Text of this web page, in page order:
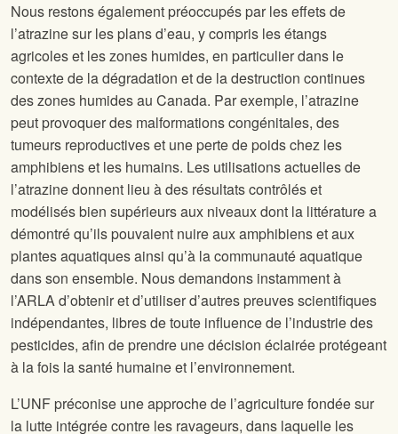
Nous restons également préoccupés par les effets de
l’atrazine sur les plans d’eau, y compris les étangs
agricoles et les zones humides, en particulier dans le
contexte de la dégradation et de la destruction continues
des zones humides au Canada. Par exemple, l’atrazine
peut provoquer des malformations congénitales, des
tumeurs reproductives et une perte de poids chez les
amphibiens et les humains. Les utilisations actuelles de
l’atrazine donnent lieu à des résultats contrôlés et
modélisés bien supérieurs aux niveaux dont la littérature a
démontré qu’ils pouvaient nuire aux amphibiens et aux
plantes aquatiques ainsi qu’à la communauté aquatique
dans son ensemble. Nous demandons instamment à
l’ARLA d’obtenir et d’utiliser d’autres preuves scientifiques
indépendantes, libres de toute influence de l’industrie des
pesticides, afin de prendre une décision éclairée protégeant
à la fois la santé humaine et l’environnement.
L’UNF préconise une approche de l’agriculture fondée sur
la lutte intégrée contre les ravageurs, dans laquelle les